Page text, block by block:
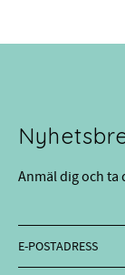
Anmäl dig och ta